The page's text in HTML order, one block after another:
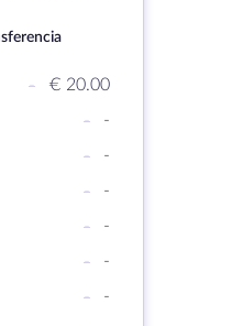
-
€ 20.00
-
-
-
-
-
-
-
-
-
-
-
-